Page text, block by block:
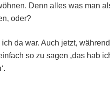
Denn alles was man
oder?
da war. Auch jetzt,
so zu sagen ‚das hab